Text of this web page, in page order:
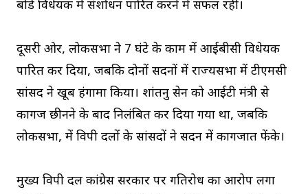
बोर्ड विधेयक में संशोधन पारित करने में सफल रही।
दूसरी ओर, लोकसभा ने 7 घंटे के काम में आईबीसी विधेयक
पारित कर दिया, जबकि दोनों सदनों में राज्यसभा में टीएमसी
सांसद ने खूब हंगामा किया। शांतनु सेन को आईटी मंत्री से
कागज छीनने के बाद निलंबित कर दिया गया था, जबकि
लोकसभा, में विपक्षी दलों के सांसदों ने सदन में कागजात फेंके।
मुख्य विपक्षी दल कांग्रेस सरकार पर गतिरोध का आरोप लगा